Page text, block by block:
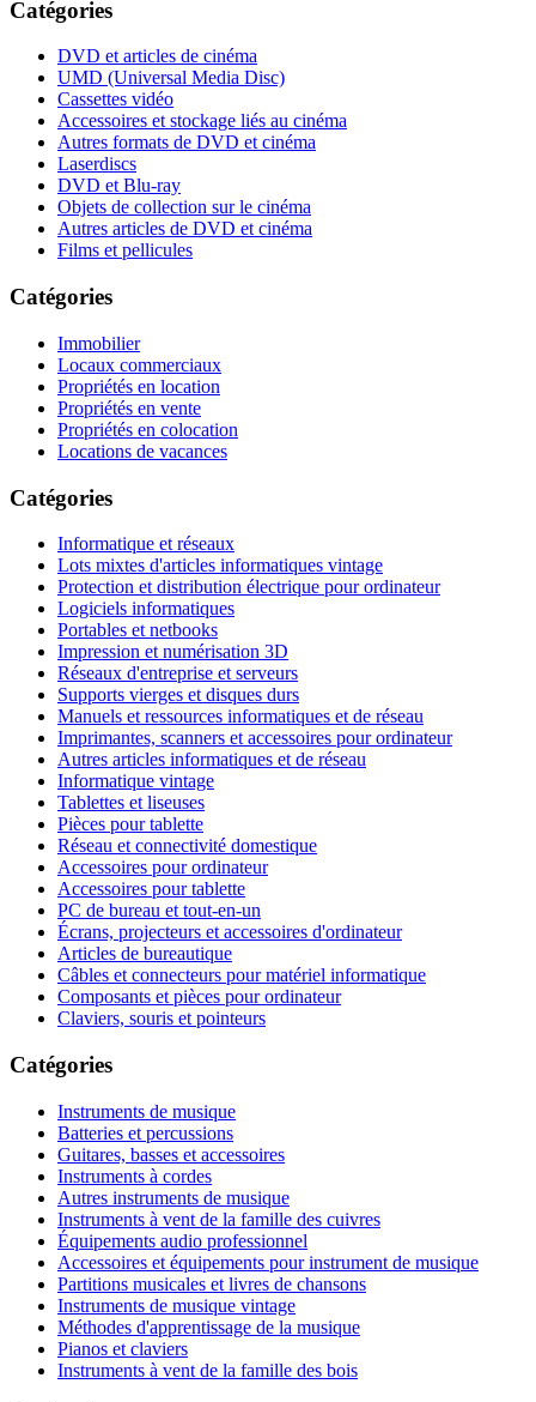
Catégories
DVD et articles de cinéma
UMD (Universal Media Disc)
Cassettes vidéo
Accessoires et stockage liés au cinéma
Autres formats de DVD et cinéma
Laserdiscs
DVD et Blu-ray
Objets de collection sur le cinéma
Autres articles de DVD et cinéma
Films et pellicules
Catégories
Immobilier
Locaux commerciaux
Propriétés en location
Propriétés en vente
Propriétés en colocation
Locations de vacances
Catégories
Informatique et réseaux
Lots mixtes d'articles informatiques vintage
Protection et distribution électrique pour ordinateur
Logiciels informatiques
Portables et netbooks
Impression et numérisation 3D
Réseaux d'entreprise et serveurs
Supports vierges et disques durs
Manuels et ressources informatiques et de réseau
Imprimantes, scanners et accessoires pour ordinateur
Autres articles informatiques et de réseau
Informatique vintage
Tablettes et liseuses
Pièces pour tablette
Réseau et connectivité domestique
Accessoires pour ordinateur
Accessoires pour tablette
PC de bureau et tout-en-un
Écrans, projecteurs et accessoires d'ordinateur
Articles de bureautique
Câbles et connecteurs pour matériel informatique
Composants et pièces pour ordinateur
Claviers, souris et pointeurs
Catégories
Instruments de musique
Batteries et percussions
Guitares, basses et accessoires
Instruments à cordes
Autres instruments de musique
Instruments à vent de la famille des cuivres
Équipements audio professionnel
Accessoires et équipements pour instrument de musique
Partitions musicales et livres de chansons
Instruments de musique vintage
Méthodes d'apprentissage de la musique
Pianos et claviers
Instruments à vent de la famille des bois